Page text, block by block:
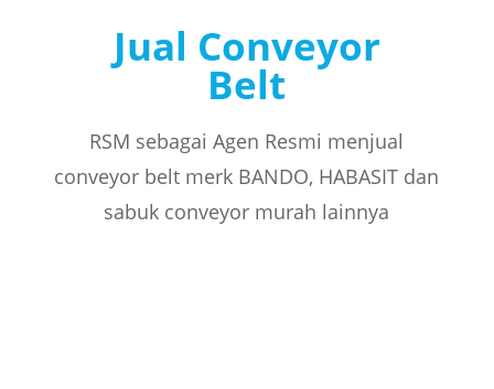
Jual Conveyor
Belt
RSM sebagai Agen Resmi menjual
conveyor belt merk BANDO, HABASIT dan
sabuk conveyor murah lainnya